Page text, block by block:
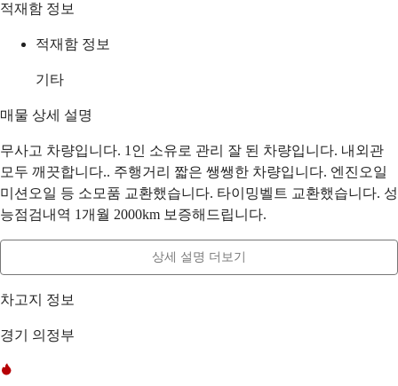
적재함 정보
적재함 정보
기타
매물 상세 설명
무사고 차량입니다. 1인 소유로 관리 잘 된 차량입니다. 내외관
모두 깨끗합니다.. 주행거리 짧은 쌩쌩한 차량입니다. 엔진오일
미션오일 등 소모품 교환했습니다. 타이밍벨트 교환했습니다. 성
능점검내역 1개월 2000km 보증해드립니다.
상세 설명 더보기
차고지 정보
경기 의정부